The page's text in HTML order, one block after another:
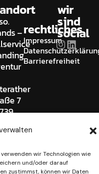
wir Technologien wie
und/oder darauf
zustimmst, können wir Daten
–
7
0
rechtliches
Impressum
Barrierefreiheit
wir
sind
social